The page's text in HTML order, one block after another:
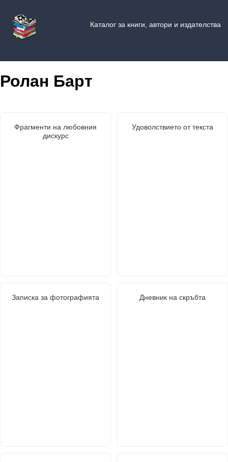
Каталог за книги, автори и издателства
Ролан Барт
Фрагменти на любовния
дискурс
Удоволствието от текста
Записка за фотографията Дневник на скръбта